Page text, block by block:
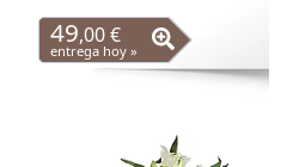
49,00 €
entrega hoy »